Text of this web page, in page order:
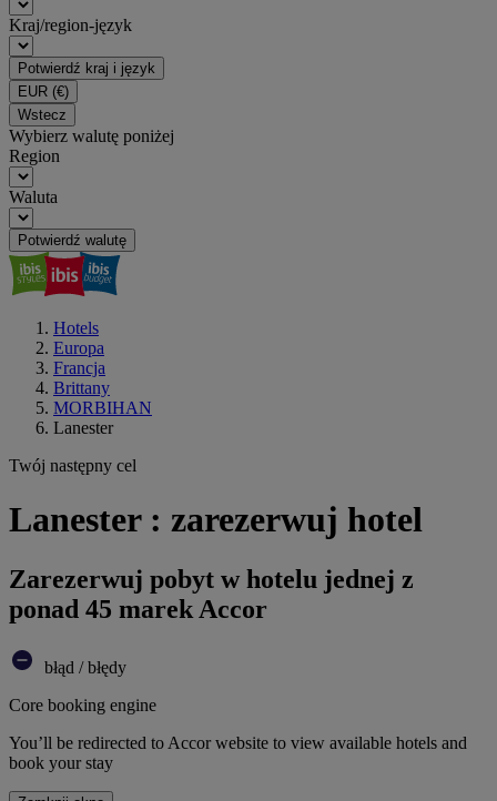
Kraj/region-język
Potwierdź kraj i język
EUR (€)
Wstecz
Wybierz walutę poniżej
Region
Waluta
Potwierdź walutę
Hotels
Europa
Francja
Brittany
MORBIHAN
Lanester
Twój następny cel
Lanester : zarezerwuj hotel
Zarezerwuj pobyt w hotelu jednej z
ponad 45 marek Accor
błąd / błędy
Core booking engine
You’ll be redirected to Accor website to view available hotels and
book your stay